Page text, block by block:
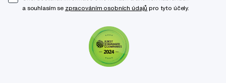
a souhlasím se zpracováním osobních údajů pro tyto účely.